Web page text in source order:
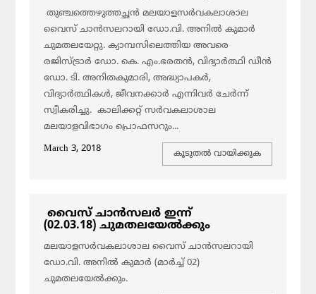
തുഞ്ചത്തെഴുത്തച്ഛന്‍ മലയാളസര്‍വകലാശാല
വൈസ് ചാന്‍സലറായി ഡോ.വി. അനില്‍ കുമാര്‍
ചുമതലയേറ്റു. ക്യാമ്പസിലെത്തിയ അവരെ
രജിസ്ട്രാര്‍ ഡോ. കെ. എം.ഭരതന്‍, വിദ്യാര്‍ത്ഥി ഡീന്‍
ഡോ. ടി. അനിതകുമാരി, അദ്ധ്യാപകര്‍,
വിദ്യാര്‍ത്ഥികള്‍, ജീവനക്കാര്‍ എന്നിവര്‍ ചേര്‍ന്ന്
സ്വീകരിച്ചു. കാലിക്കറ്റ് സര്‍വകലാശാല
മലയാളവിഭാഗം പ്രൊഫസറും...
March 3, 2018
കൂടുതല്‍ വായിക്കുക
വൈസ് ചാന്‍സലര്‍ ഇന്ന്
(02.03.18) ചുമതലയേല്‍ക്കും
മലയാളസര്‍വകലാശാല വൈസ് ചാന്‍സലറായി
ഡോ.വി. അനില്‍ കുമാര്‍ (മാര്‍ച്ച് 02)
ചുമതലയേല്‍ക്കും.